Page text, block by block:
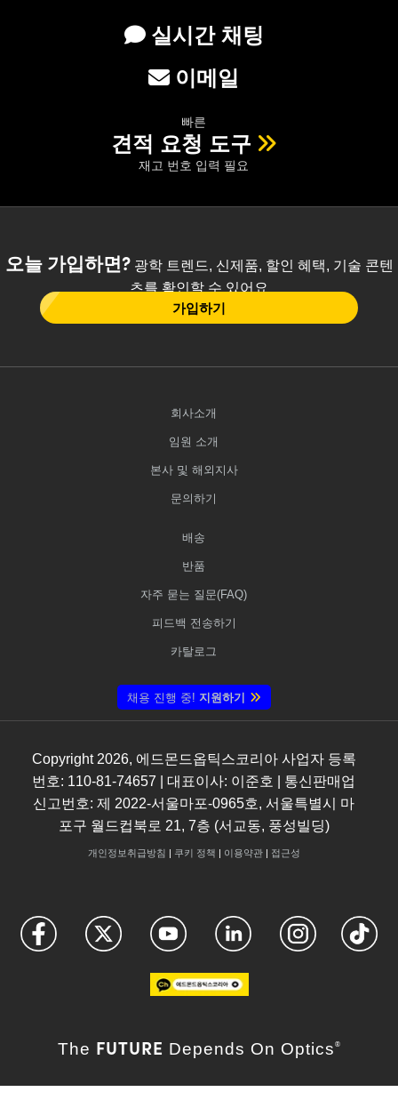
실시간 채팅
이메일
빠른
견적 요청 도구
재고 번호 입력 필요
오늘 가입하면?광학 트렌드, 신제품, 할인 혜택, 기술 콘텐
츠를 확인할 수 있어요
가입하기
회사소개
임원 소개
본사 및 해외지사
문의하기
배송
반품
자주 묻는 질문(FAQ)
피드백 전송하기
카탈로그
채용 진행 중! 지원하기
Copyright2026, 에드몬드옵틱스코리아 사업자 등록
번호: 110-81-74657 | 대표이사: 이준호 | 통신판매업
신고번호: 제 2022-서울마포-0965호, 서울특별시 마
포구 월드컵북로 21, 7층 (서교동, 풍성빌딩)
개인정보취급방침 쿠키 정책 이용약관| 접근성
The FUTURE Depends On Optics ®